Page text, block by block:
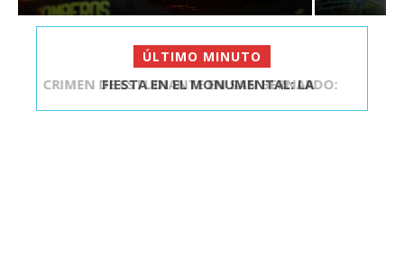
ÚLTIMO MINUTO
FIESTA EN EL MONUMENTAL: LA